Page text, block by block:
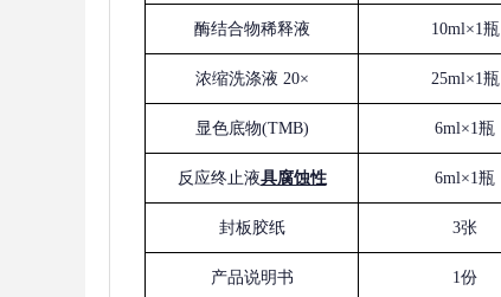
酶结合物稀释液 10ml×1瓶
浓缩洗涤液 20× 25ml×1瓶
显色底物(TMB) 6ml×1瓶
反应终止液具腐蚀性 6ml×1瓶
封板胶纸 3张
产品说明书 1份